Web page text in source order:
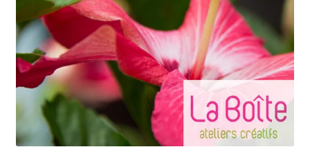
Validation de la commande
Contact
Mon compte